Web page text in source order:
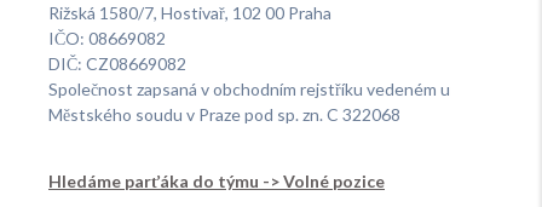
Rižská 1580/7, Hostivař, 102 00 Praha
IČO: 08669082
DIČ: CZ08669082
Společnost zapsaná v obchodním rejstříku vedeném u
Městského soudu v Praze pod sp. zn. C 322068
Hledáme parťáka do týmu -> Volné pozice